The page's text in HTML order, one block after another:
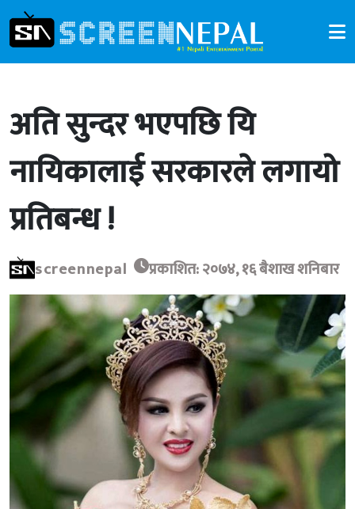
अति सुन्दर भएपछि यि
नायिकालाई सरकारले लगायो
प्रतिबन्ध !
screennepal प्रकाशित: २०७४, १६ बैशाख शनिबार